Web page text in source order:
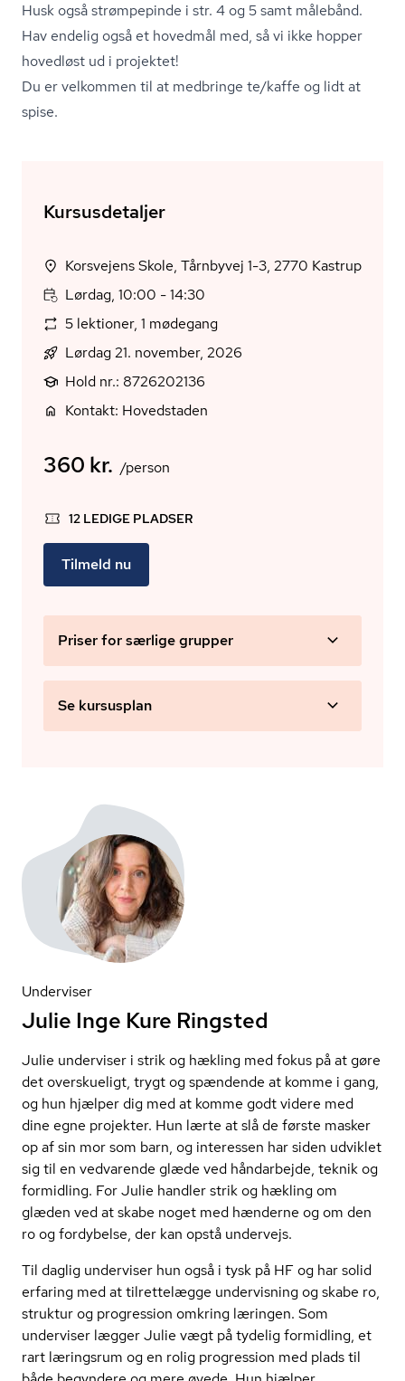
Husk også strømpepinde i str. 4 og 5 samt målebånd.
Hav endelig også et hovedmål med, så vi ikke hopper
hovedløst ud i projektet!
Du er velkommen til at medbringe te/kaffe og lidt at
spise.
Kursusdetaljer
Korsvejens Skole, Tårnbyvej 1-3, 2770 Kastrup
Lørdag, 10:00 - 14:30
5 lektioner, 1 mødegang
Lørdag 21. november, 2026
Hold nr.: 8726202136
Kontakt: Hovedstaden
360 kr. /person
12 LEDIGE PLADSER
Tilmeld nu
Priser for særlige grupper
Se kursusplan
Underviser
Julie Inge Kure Ringsted
Julie underviser i strik og hækling med fokus på at gøre
det overskueligt, trygt og spændende at komme i gang,
og hun hjælper dig med at komme godt videre med
dine egne projekter. Hun lærte at slå de første masker
op af sin mor som barn, og interessen har siden udviklet
sig til en vedvarende glæde ved håndarbejde, teknik og
formidling. For Julie handler strik og hækling om
glæden ved at skabe noget med hænderne og om den
ro og fordybelse, der kan opstå undervejs.
Til daglig underviser hun også i tysk på HF og har solid
erfaring med at tilrettelægge undervisning og skabe ro,
struktur og progression omkring læringen. Som
underviser lægger Julie vægt på tydelig formidling, et
rart læringsrum og en rolig progression med plads til